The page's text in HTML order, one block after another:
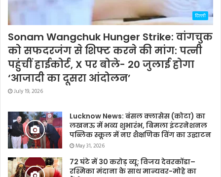
दिल्ली
Sonam Wangchuk Hunger Strike: वांगचुक
को सफदरजंग से शिफ्ट करने की मांग: पत्नी
पहुंचीं हाईकोर्ट, X पर बोले- 20 जुलाई होगा
‘आजादी का दूसरा आंदोलन’
July 19, 2026
Lucknow News: बंसल क्लासेस (कोटा) का
लखनऊ में भव्य शुभारंभ, बिमला इंटरनेशनल
पब्लिक स्कूल में नए शैक्षणिक विंग का उद्घाटन
May 31, 2026
72 घंटे में 30 करोड़ व्यू: विजय देवरकोंडा–
रश्मिका मंदाना के साथ मान्यवर-मोहे का